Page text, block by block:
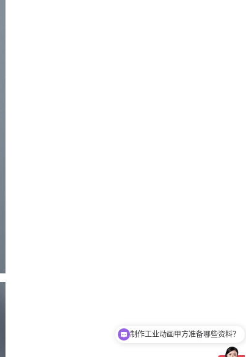
工业动画制作周期是多久？